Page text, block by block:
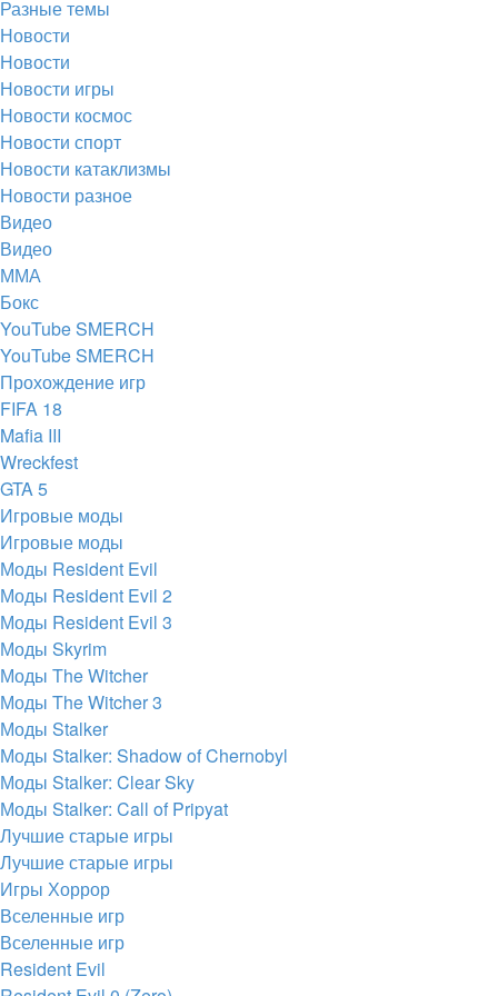
вкладке)
Разные темы
Новости
Новости
Новости игры
Новости космос
Новости спорт
Новости катаклизмы
Новости разное
Видео
Видео
ММА
Бокс
YouTube SMERCH
YouTube SMERCH
Прохождение игр
FIFA 18
Mafia III
Wreckfest
GTA 5
Игровые моды
Игровые моды
Моды Resident Evil
Моды Resident Evil 2
Моды Resident Evil 3
Моды Skyrim
Моды The Witcher
Моды The Witcher 3
Моды Stalker
Моды Stalker: Shadow of Chernobyl
Моды Stalker: Clear Sky
Моды Stalker: Call of Pripyat
Лучшие старые игры
Лучшие старые игры
Игры Хоррор
Вселенные игр
Вселенные игр
Resident Evil